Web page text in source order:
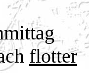
flotter